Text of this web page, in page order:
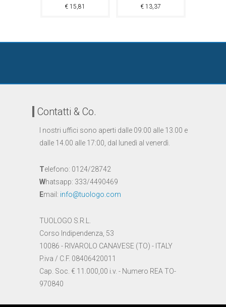
€ 15,81
€ 13,37
Contatti & Co.
I nostri uffici sono aperti dalle 09:00 alle 13.00 e
dalle 14.00 alle 17:00, dal lunedì al venerdì.
Telefono: 0124/28742
Whatsapp: 333/4490469
Email: info@tuologo.com
TUOLOGO S.R.L.
Corso Indipendenza, 53
10086 - RIVAROLO CANAVESE (TO) - ITALY
P.iva / C.F. 08406420011
Cap. Soc. € 11.000,00 i.v. - Numero REA TO-
970840